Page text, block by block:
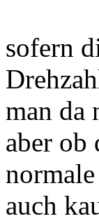
sofern
man da
aber ob
auch